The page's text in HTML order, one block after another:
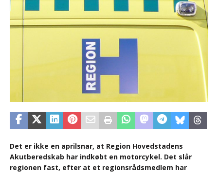
Det er ikke en aprilsnar, at Region Hovedstadens
Akutberedskab har indkøbt en motorcykel. Det slår
regionen fast, efter at et regionsrådsmedlem har